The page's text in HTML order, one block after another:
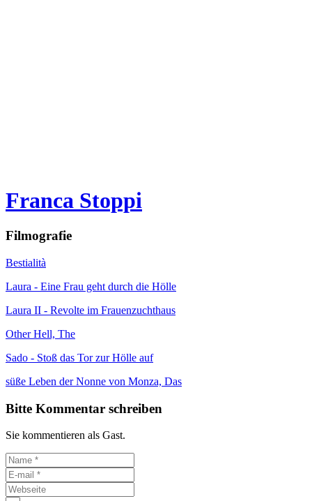
Franca Stoppi
Filmografie
Bestialità
Laura - Eine Frau geht durch die Hölle
Laura II - Revolte im Frauenzuchthaus
Other Hell, The
Sado - Stoß das Tor zur Hölle auf
süße Leben der Nonne von Monza, Das
Bitte Kommentar schreiben
Sie kommentieren als Gast.